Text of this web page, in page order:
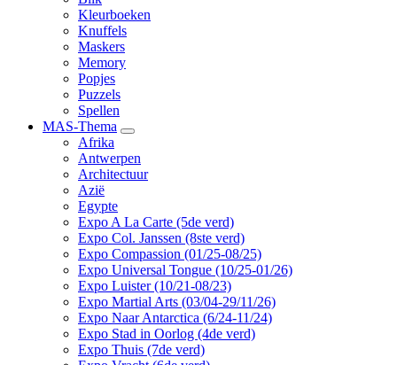
Kleurboeken
Knuffels
Maskers
Memory
Popjes
Puzzels
Spellen
MAS-Thema
Afrika
Antwerpen
Architectuur
Azië
Egypte
Expo A La Carte (5de verd)
Expo Col. Janssen (8ste verd)
Expo Compassion (01/25-08/25)
Expo Universal Tongue (10/25-01/26)
Expo Luister (10/21-08/23)
Expo Martial Arts (03/04-29/11/26)
Expo Naar Antarctica (6/24-11/24)
Expo Stad in Oorlog (4de verd)
Expo Thuis (7de verd)